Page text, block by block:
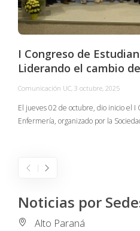
I Congreso de
Liderando el cambio
Comunicación UC, 3 octubre, 2025
El jueves 02 de octubre, dio inicio el I
Enfermería, organizado por la
Noticias por
Alto Paraná